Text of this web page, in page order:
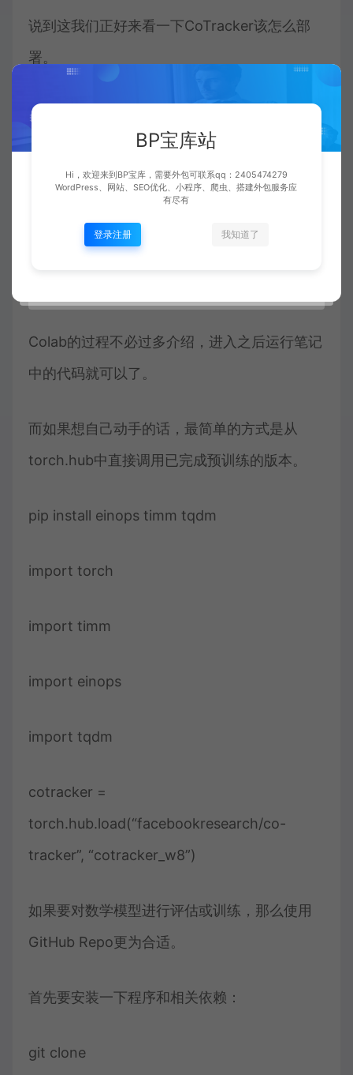
说到这我们正好来看一下CoTracker该怎么部
署。
首先是Colab版本，我们刚刚说到的自定义跟踪
点也在Colab当中。
https://colab.research.google.com/github/
Colab的过程不必过多介绍，进入之后运行笔记
中的代码就可以了。
而如果想自己动手的话，最简单的方式是从
torch.hub中直接调用已完成预训练的版本。
pip install einops timm tqdm
import torch
import timm
import einops
import tqdm
cotracker =
torch.hub.load(“facebookresearch/co-
tracker”, “cotracker_w8”)
如果要对数学模型进行评估或训练，那么使用
GitHub Repo更为合适。
首先要安装一下程序和相关依赖：
git clone
BP宝库站
Hi，欢迎来到BP宝库，需要外包可联系qq：2405474279
WordPress、网站、SEO优化、小程序、爬虫、搭建外包服务应
有尽有
登录注册 我知道了